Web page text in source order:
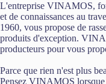
L'entreprise VINAMOS,
et de connaissances au
1960, vous propose de
produits d'exception.
producteurs pour vous
Parce que rien n'est plus
Pensez VINAMOS